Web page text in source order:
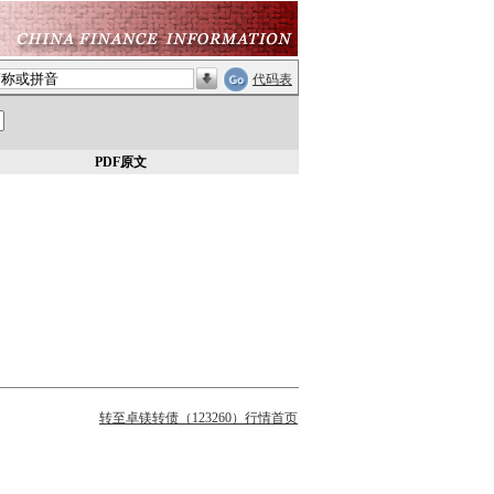
代码表
PDF原文
转至卓镁转债（123260）行情首页